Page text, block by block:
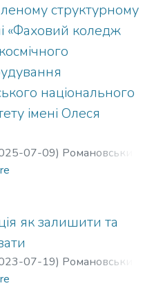
структурному
«Фаховий коледж
національного
імені Олеся
07-09) Романовський
як залишити та
07-19) Романовський